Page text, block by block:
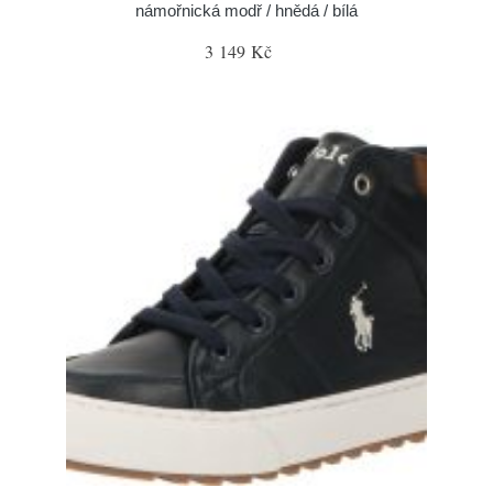
námořnická modř / hnědá / bílá
3 149 Kč